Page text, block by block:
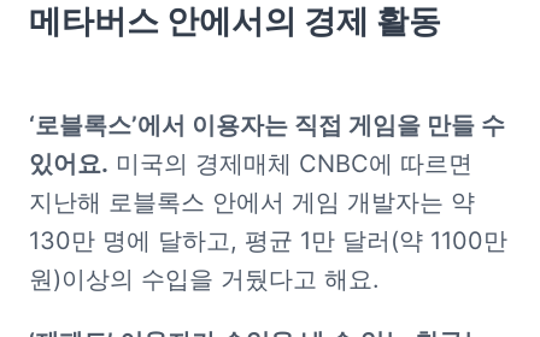
메타버스 안에서의 경제 활동
‘로블록스’에서 이용자는 직접 게임을 만들 수
있어요. 미국의 경제매체 CNBC에 따르면
지난해 로블록스 안에서 게임 개발자는 약
130만 명에 달하고, 평균 1만 달러(약 1100만
원)이상의 수입을 거뒀다고 해요.